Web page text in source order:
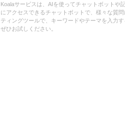
Koalaサービスは、AIを使ってチャットボットや
にアクセスできるチャットボットで、様々な質
ティングツールで、キーワードやテーマを入力
ぜひお試しください。